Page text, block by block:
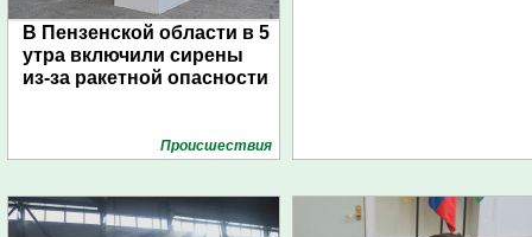
В Пензенской области в 5
утра включили сирены
из-за ракетной опасности
Проиcшествия